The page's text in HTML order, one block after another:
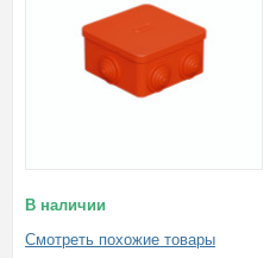
В наличии
Смотреть похожие товары